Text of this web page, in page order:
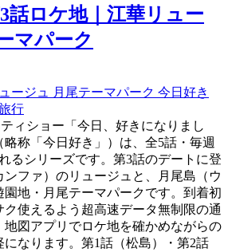
話ロケ地｜江華リュー
マパーク
ージュ 月尾テーマパーク 今日好き
行
ィショー「今日、好きになりまし
称「今日好き」）は、全5話・毎週
るシリーズです。第3話のデートに登
ファ）のリュージュと、月尾島（ウ
園地・月尾テーマパークです。到着初
ク使えるよう超高速データ無制限の通
図アプリでロケ地を確かめながらの
なります。第1話（松島）・第2話